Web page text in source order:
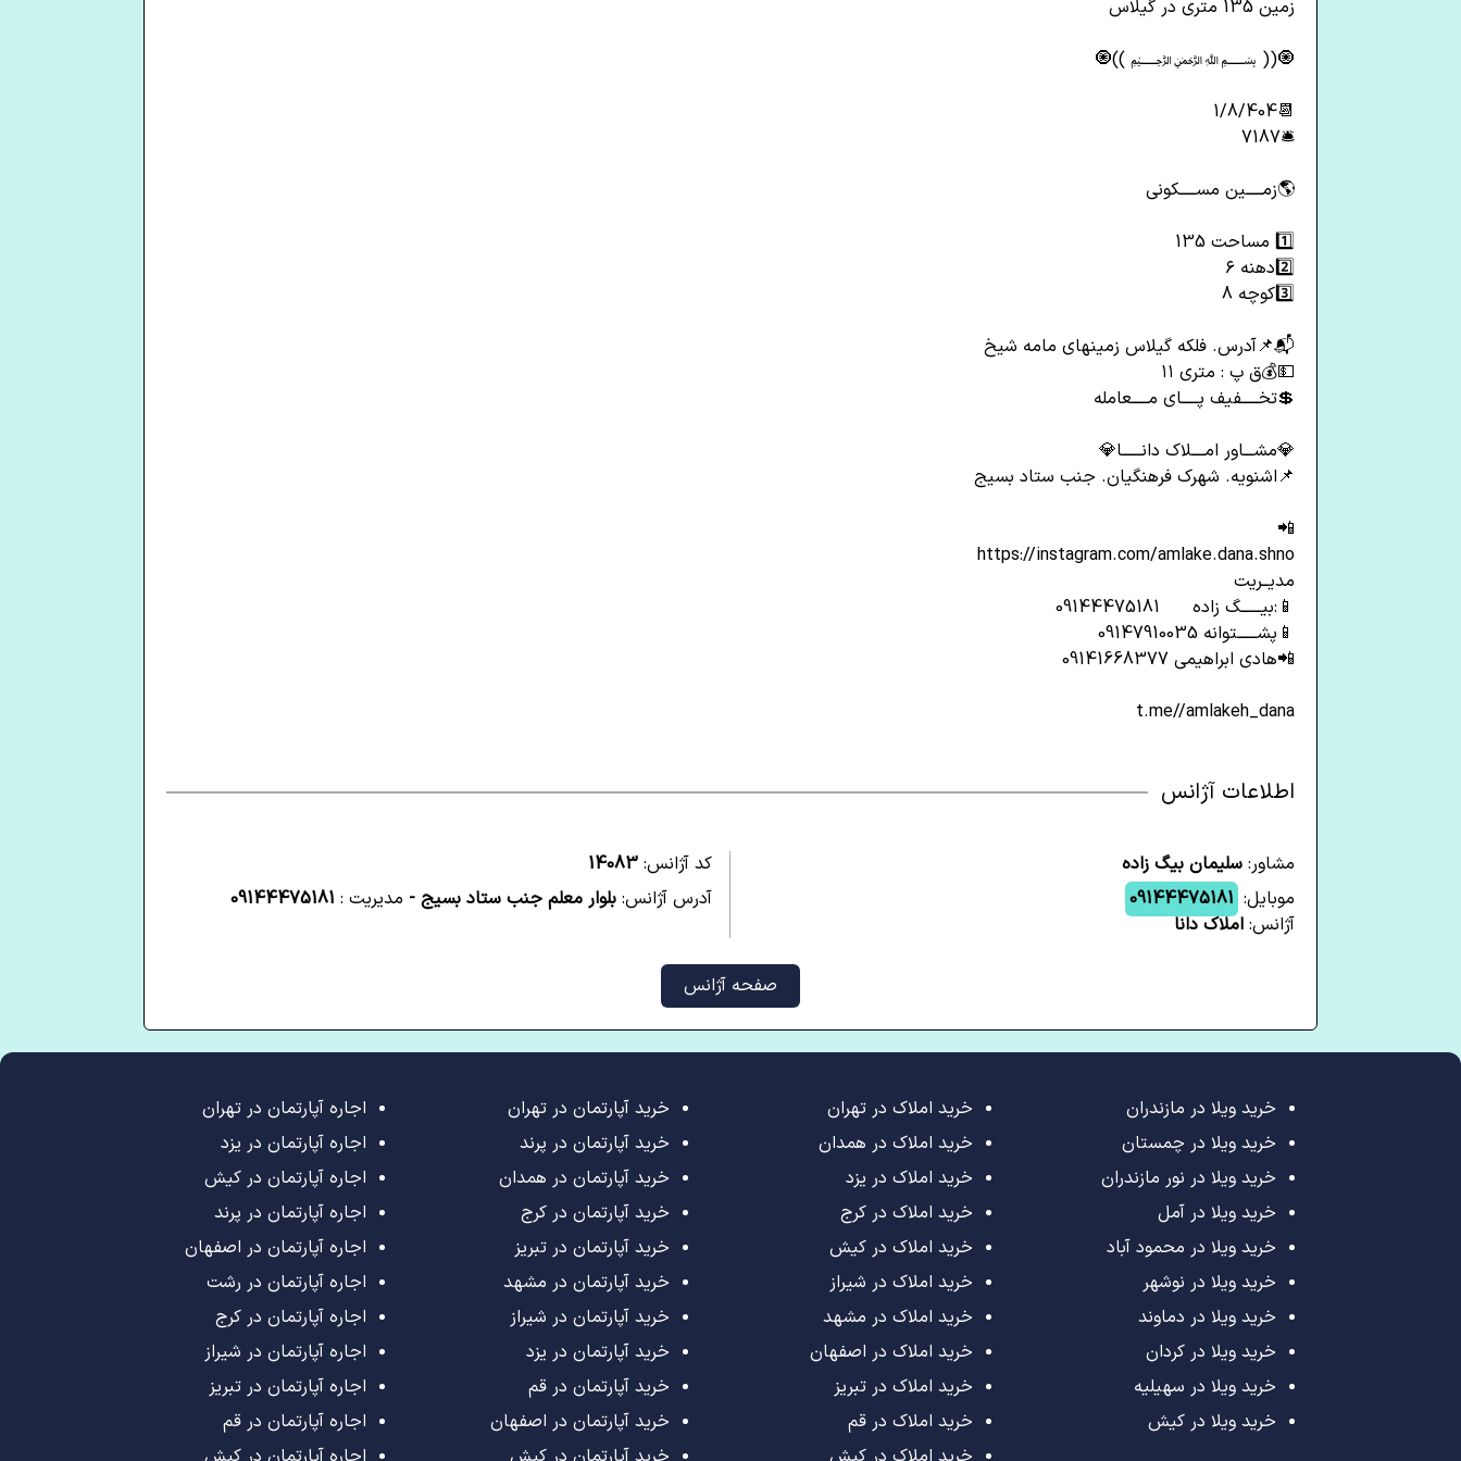
زمین 135 متری در گیلاس
🧿(( ﷽ ))🧿
📆1/8/404
🛎️7187
🌎زمـــــین مســـــکونی
1️⃣ مساحت 135
2️⃣دهنه ۶
3️⃣کوچه 8
📬📌آدرس. فلکه گیلاس زمینهای مامه شیخ
💵💰ق پ : متری ۱۱
💲تخـــــفیف پـــــای مـــــعامله
💎مشـــاور امــــلاک دانــــــا💎
📌اشنویه. شهرک فرهنگیان. جنب ستاد بسیج
📲
https://instagram.com/amlake.dana.shno
مدیــریت
📱:بیــــــگ زاده 09144475181
📱پشــــــتوانه 09147910035
📲هادی ابراهیمی 09141668377
t.me//amlakeh_dana
اطلاعات آژانس
مشاور: سلیمان بیگ زاده
موبایل: 09144475181
آژانس: املاک دانا
کد آژانس: 14083
آدرس آژانس: بلوار معلم جنب ستاد بسیج - مدیریت : 09144475181
صفحه آژانس
خرید ویلا در مازندران
خرید ویلا در چمستان
خرید ویلا در نور مازندران
خرید ویلا در آمل
خرید ویلا در محمود آباد
خرید ویلا در نوشهر
خرید ویلا در دماوند
خرید ویلا در کردان
خرید ویلا در سهیلیه
خرید ویلا در کیش
خرید املاک در تهران
خرید املاک در همدان
خرید املاک در یزد
خرید املاک در کرج
خرید املاک در کیش
خرید املاک در شیراز
خرید املاک در مشهد
خرید املاک در اصفهان
خرید املاک در تبریز
خرید املاک در قم
خرید آپارتمان در تهران
خرید آپارتمان در پرند
خرید آپارتمان در همدان
خرید آپارتمان در کرج
خرید آپارتمان در تبریز
خرید آپارتمان در مشهد
خرید آپارتمان در شیراز
خرید آپارتمان در یزد
خرید آپارتمان در قم
خرید آپارتمان در اصفهان
اجاره آپارتمان در تهران
اجاره آپارتمان در یزد
اجاره آپارتمان در کیش
اجاره آپارتمان در پرند
اجاره آپارتمان در اصفهان
اجاره آپارتمان در رشت
اجاره آپارتمان در کرج
اجاره آپارتمان در شیراز
اجاره آپارتمان در تبریز
اجاره آپارتمان در قم